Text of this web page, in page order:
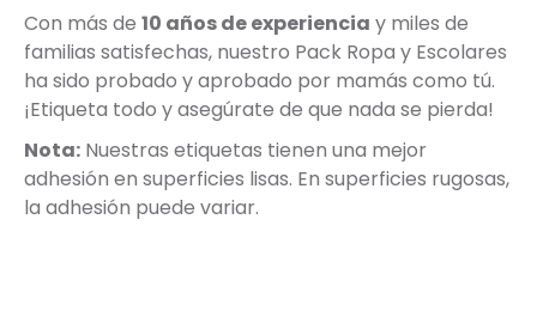
Con más de 10 años de experiencia y miles de
familias satisfechas, nuestro Pack Ropa y Escolares
ha sido probado y aprobado por mamás como tú.
¡Etiqueta todo y asegúrate de que nada se pierda!
Nota: Nuestras etiquetas tienen una mejor
adhesión en superficies lisas. En superficies rugosas,
la adhesión puede variar.